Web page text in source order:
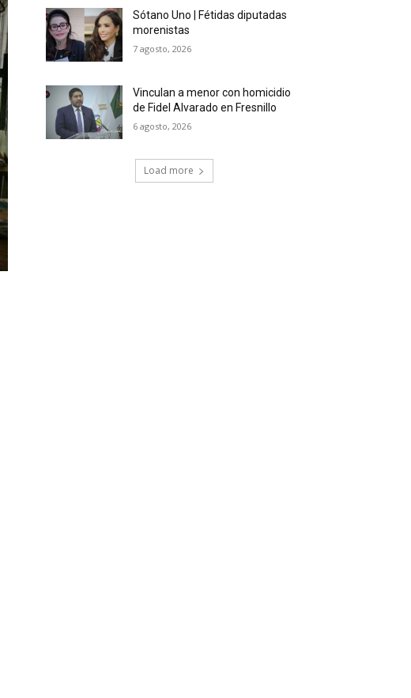
Sótano Uno | Fétidas diputadas
morenistas
7 agosto, 2026
Vinculan a menor con homicidio
de Fidel Alvarado en Fresnillo
6 agosto, 2026
Load more